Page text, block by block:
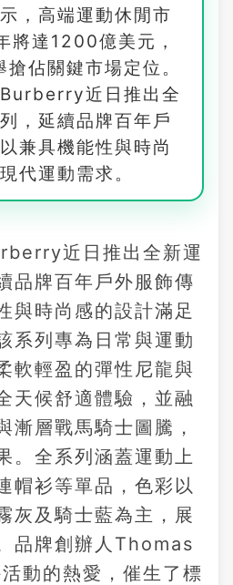
，高端運動休閒市
將達1200億美元，
佔關鍵市場定位。
近日推出全
，延續品牌百年戶
兼具機能性與時尚
代運動需求。
近日推出全新運
品牌百年戶外服飾傳
與時尚感的設計滿足
系列專為日常與運動
軟輕盈的彈性尼龍與
天候舒適體驗，並融
漸層戰馬騎士圖騰，
。全系列涵蓋運動上
帽衫等單品，色彩以
灰及騎士藍為主，展
品牌創辦人Thomas
動的熱愛，催生了標